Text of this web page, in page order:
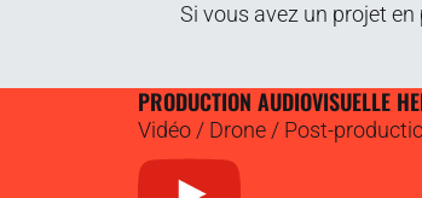
Si vous avez un projet
PRODUCTION AUDIOVISUELLE
Vidéo / Drone / Post-